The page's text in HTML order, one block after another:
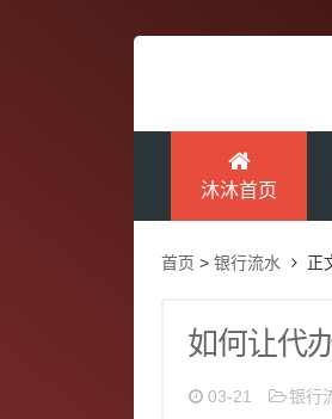
沐沐首页
首页 >银行流水 正
如何让代
03-21 银行